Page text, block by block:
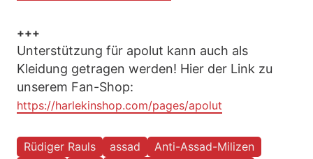
+++
Unterstützung für apolut kann auch als
Kleidung getragen werden! Hier der Link zu
unserem Fan-Shop:
https://harlekinshop.com/pages/apolut
Rüdiger Rauls assad
Anti-Assad-Milizen